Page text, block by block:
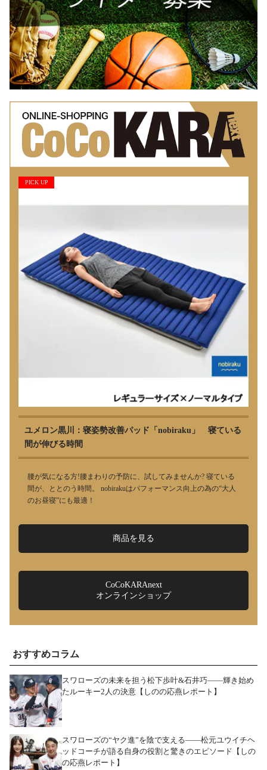
PICK UP
ユメロン黒川：寝姿勢改善パッド「nobiraku」 寝ている
間が伸びる時間
腰が気になる方!腰まわりの予防に、試してみませんか? 寝ている
間が、ととのう時間。 nobirakuはパフォーマンス向上の為の“大人
のお昼寝”にも最適！
商品を見る
CoCoKARAnext
オンラインショップ
おすすめコラム
スワローズの未来を担う松下歩叶&石井巧――輝き始め
たルーキー2人の決意【しのの応燕レポート】
スワローズの“ヤク進”を陰で支える――松元ユウイチヘ
ッドコーチが語る自身の役割と驚きのエピソード【しの
の応燕レポート】